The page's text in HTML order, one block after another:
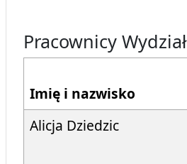
Pracownicy
Imię i nazwisko
Alicja Dziedzic